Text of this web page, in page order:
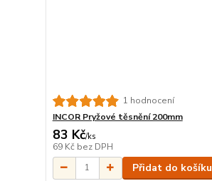
1 hodnocení
INCOR Pryžové těsnění 200mm
83 Kč/ks
69 Kč bez DPH
Přidat do košíku